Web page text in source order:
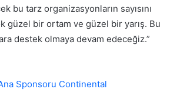
bu tarz organizasyonların sayısını
güzel bir ortam ve güzel bir yarış. Bu
destek olmaya devam edeceğiz.”
Sponsoru Continental